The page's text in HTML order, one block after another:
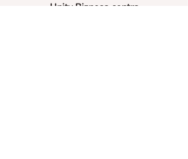
Unity Biznesa centra